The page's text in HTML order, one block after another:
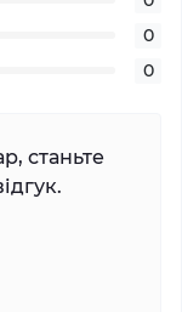
0
0
станьте